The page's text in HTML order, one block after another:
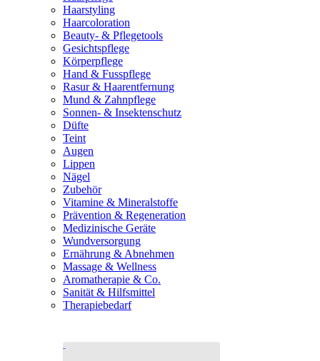
Haarstyling
Haarcoloration
Beauty- & Pflegetools
Gesichtspflege
Körperpflege
Hand & Fusspflege
Rasur & Haarentfernung
Mund & Zahnpflege
Sonnen- & Insektenschutz
Düfte
Teint
Augen
Lippen
Nägel
Zubehör
Vitamine & Mineralstoffe
Prävention & Regeneration
Medizinische Geräte
Wundversorgung
Ernährung & Abnehmen
Massage & Wellness
Aromatherapie & Co.
Sanität & Hilfsmittel
Therapiebedarf